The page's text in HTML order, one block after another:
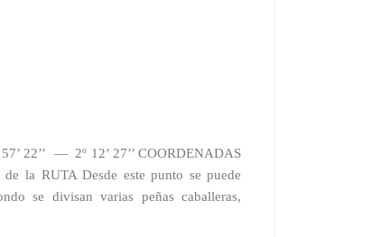
22’’ — 2º 12’ 27’’ COORDENADAS
la RUTA Desde este punto se puede
se divisan varias peñas caballeras,